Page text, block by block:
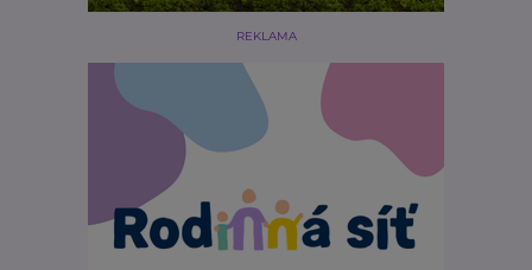
REKLAMA